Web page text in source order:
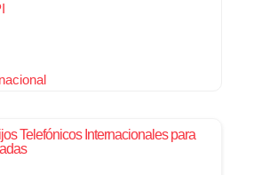
Telefónicos Internacionales para